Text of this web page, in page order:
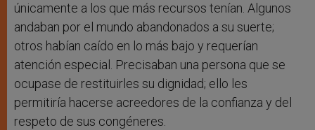
únicamente a los que más recursos tenían. Algunos
andaban por el mundo abandonados a su suerte;
otros habían caído en lo más bajo y requerían
atención especial. Precisaban una persona que se
ocupase de restituirles su dignidad; ello les
permitiría hacerse acreedores de la confianza y del
respeto de sus congéneres.